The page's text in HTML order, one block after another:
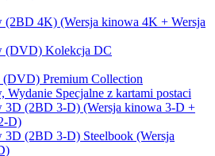
(2BD 4K) (Wersja kinowa 4K + Wersja
(DVD) Kolekcja DC
Premium Collection
Wydanie Specjalne z kartami postaci
3D (2BD 3-D) (Wersja kinowa 3-D +
D)
3D (2BD 3-D) Steelbook (Wersja